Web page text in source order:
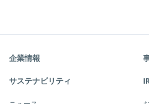
企業情報
サステナビリティ